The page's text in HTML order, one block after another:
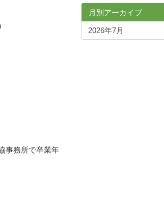
事務所で卒業年
月別アーカイブ